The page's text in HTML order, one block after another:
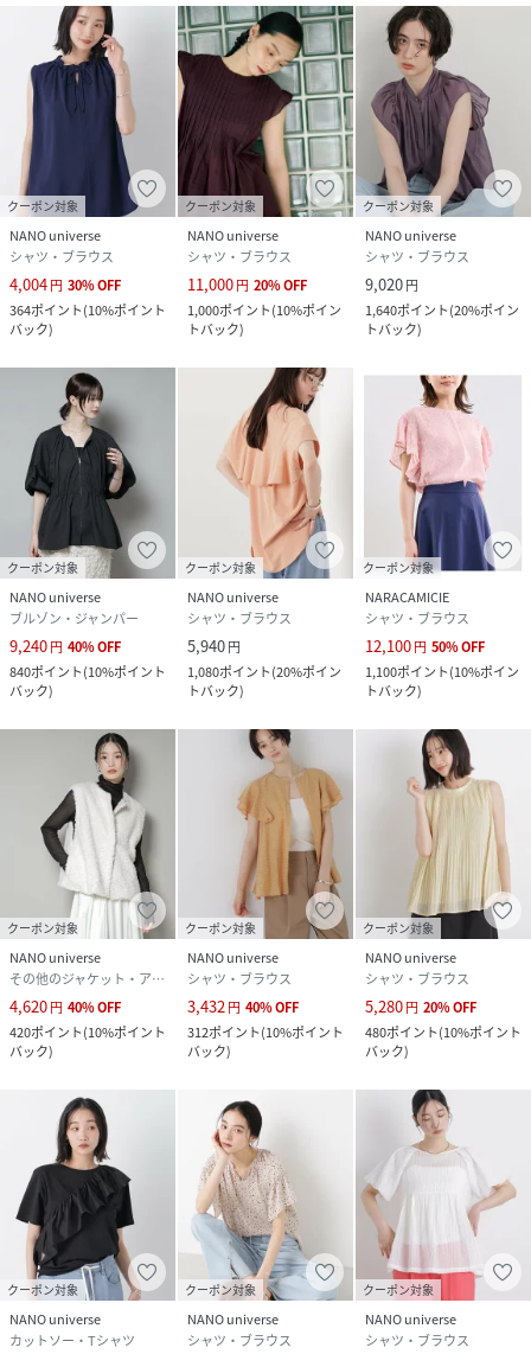
さい。濡れた状態で他の洗濯物と一緒に重ね合せないでくだ
さい。強く擦ったりつまみ洗いをすると、白化や毛羽立つこ
とがあります。
※サンプルにて撮影、採寸を行う為、実際にお届けする商品
と仕様やサイズが異なる場合がございます。予約時は生産の
都合上、お届け予定時期が前後する場合もございますので、
予めご了承下さい。
※光の当たり具合や撮影環境により色味が異なる場合がござ
います。正しい色味はスタジオ画像の色味をご参照くださ
い。
性別タイプ レディース
原産国 中国製
(本体)レーヨン83%,ポリエステル17%
(別布部分)レーヨン74%,ポリエステル26%
サイズ Ｆ
クリーニング 手洗い、ドライクリーニング不可
品番
RY5157_669
クーポン対象
NANO universe
シャツ・ブラウス
4,004円 30%OFF
364ポイント(10%ポイント
バック)
クーポン対象
NANO universe
シャツ・ブラウス
11,000円 20%OFF
1,000ポイント(10%ポイン
トバック)
クーポン対象
NANO universe
シャツ・ブラウス
9,020円
1,640ポイント(20%ポイン
トバック)
クーポン対象
NANO universe
ブルゾン・ジャンパー
9,240円 40%OFF
840ポイント(10%ポイント
バック)
クーポン対象
NANO universe
シャツ・ブラウス
5,940円
1,080ポイント(20%ポイン
トバック)
クーポン対象
NARACAMICIE
シャツ・ブラウス
12,100円 50%OFF
1,100ポイント(10%ポイン
トバック)
クーポン対象
NANO universe
その他のジャケット・アウター
4,620円 40%OFF
420ポイント(10%ポイント
バック)
クーポン対象
NANO universe
シャツ・ブラウス
3,432円 40%OFF
312ポイント(10%ポイント
バック)
クーポン対象
NANO universe
シャツ・ブラウス
5,280円 20%OFF
480ポイント(10%ポイント
バック)
クーポン対象
NANO universe
カットソー・Tシャツ
クーポン対象
NANO universe
シャツ・ブラウス
クーポン対象
NANO universe
シャツ・ブラウス